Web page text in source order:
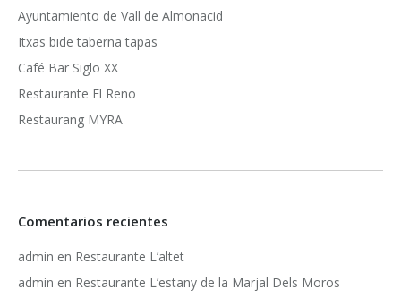
Ayuntamiento de Vall de Almonacid
Itxas bide taberna tapas
Café Bar Siglo XX
Restaurante El Reno
Restaurang MYRA
Comentarios recientes
admin en Restaurante L’altet
admin en Restaurante L’estany de la Marjal Dels Moros